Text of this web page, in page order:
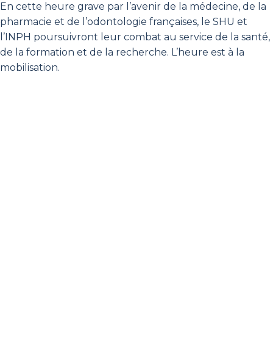
En cette heure grave par l’avenir de la médecine, de la
pharmacie et de l’odontologie françaises, le SHU et
l’INPH poursuivront leur combat au service de la santé,
de la formation et de la recherche. L’heure est à la
mobilisation.